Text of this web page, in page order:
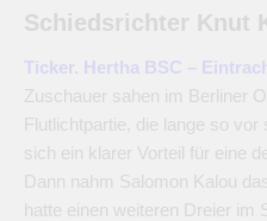
Schiedsrichter Knut
Ticker. Hertha BSC –
Zuschauer sahen im Berliner
Flutlichtpartie, die lange so
sich ein klarer Vorteil für eine
Dann nahm Salomon Kalou
hatte einen weiteren Dreier im